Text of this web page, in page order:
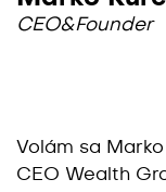
CEO&Founder
Volám sa
CEO Wealth